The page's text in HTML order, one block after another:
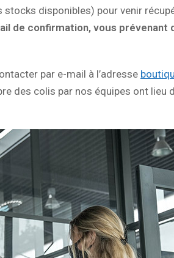
disponibles) pour venir
de confirmation, vous prévenant
par e-mail à l’adresse
des colis par nos équipes ont lieu